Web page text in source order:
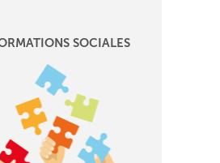
SOCIALES